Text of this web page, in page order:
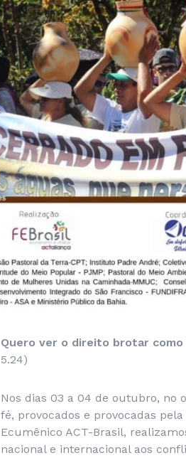
Quero ver o direito brotar
5.24)
Nos dias 03 a 04 de outubro, no
fé, provocados e provocadas
Ecumênico ACT-Brasil,
nacional e internacional aos